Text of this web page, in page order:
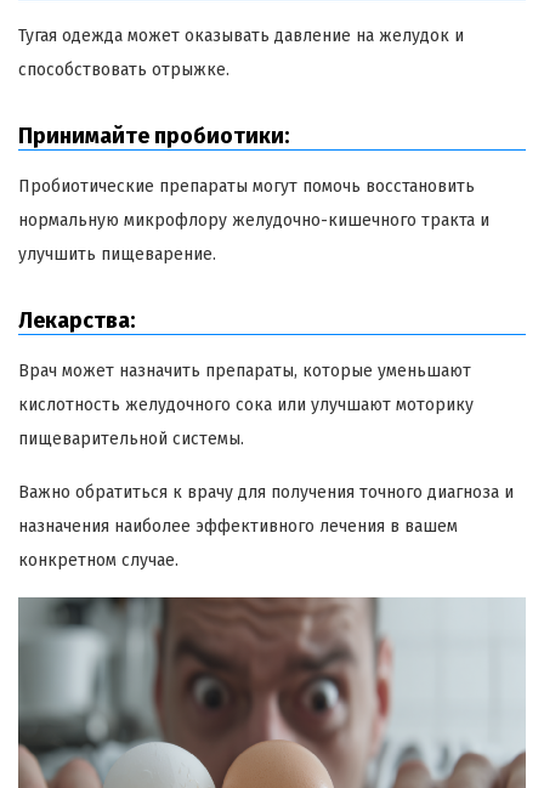
Тугая одежда может оказывать давление на желудок и
способствовать отрыжке.
Принимайте пробиотики:
Пробиотические препараты могут помочь восстановить
нормальную микрофлору желудочно-кишечного тракта и
улучшить пищеварение.
Лекарства:
Врач может назначить препараты, которые уменьшают
кислотность желудочного сока или улучшают моторику
пищеварительной системы.
Важно обратиться к врачу для получения точного диагноза и
назначения наиболее эффективного лечения в вашем
конкретном случае.